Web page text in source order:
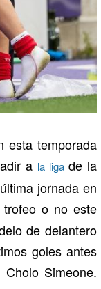
esta temporada
a la ligade la
jornada en
o no este
de delantero
goles antes
Simeone.